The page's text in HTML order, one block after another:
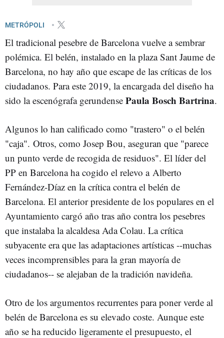
METRÓPOLI
El tradicional pesebre de Barcelona vuelve a sembrar
polémica. El belén, instalado en la plaza Sant Jaume de
Barcelona, no hay año que escape de las críticas de los
ciudadanos. Para este 2019, la encargada del diseño ha
sido la escenógrafa gerundense Paula Bosch Bartrina.
Algunos lo han calificado como "trastero" o el belén
"caja". Otros, como Josep Bou, aseguran que "parece
un punto verde de recogida de residuos". El líder del
PP en Barcelona ha cogido el relevo a Alberto
Fernández-Díaz en la crítica contra el belén de
Barcelona. El anterior presidente de los populares en el
Ayuntamiento cargó año tras año contra los pesebres
que instalaba la alcaldesa Ada Colau. La crítica
subyacente era que las adaptaciones artísticas --muchas
veces incomprensibles para la gran mayoría de
ciudadanos-- se alejaban de la tradición navideña.
Otro de los argumentos recurrentes para poner verde al
belén de Barcelona es su elevado coste. Aunque este
año se ha reducido ligeramente el presupuesto, el